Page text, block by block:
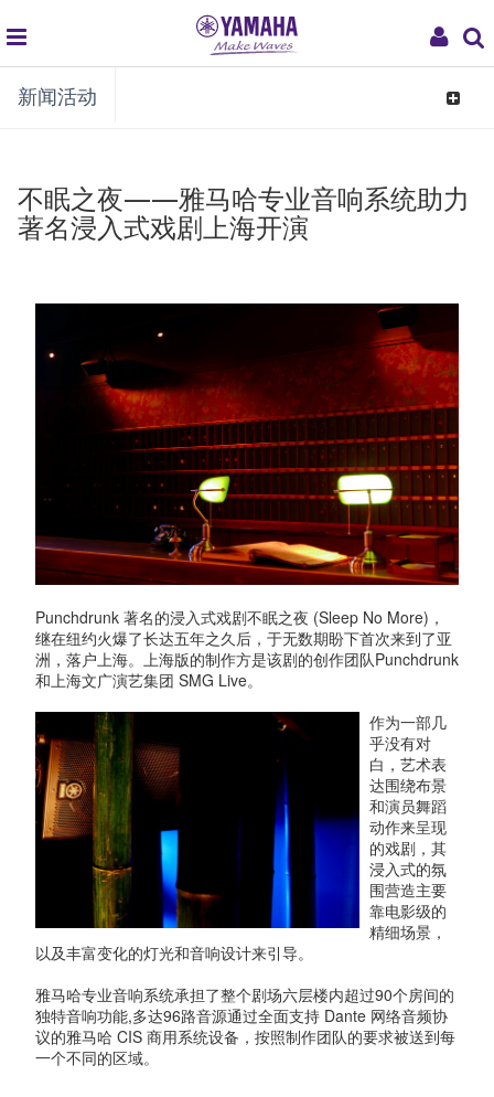
My
global
navigation
新闻活动
Toggle
不眠之夜——雅马哈专业音响系统助力
著名浸入式戏剧上海开演
Punchdrunk 著名的浸入式戏剧不眠之夜 (Sleep No More)，
继在纽约火爆了长达五年之久后，于无数期盼下首次来到了亚
洲，落户上海。上海版的制作方是该剧的创作团队Punchdrunk
和上海文广演艺集团 SMG Live。
作为一部几
乎没有对
白，艺术表
达围绕布景
和演员舞蹈
动作来呈现
的戏剧，其
浸入式的氛
围营造主要
靠电影级的
精细场景，
以及丰富变化的灯光和音响设计来引导。
雅马哈专业音响系统承担了整个剧场六层楼内超过90个房间的
独特音响功能,多达96路音源通过全面支持 Dante 网络音频协
议的雅马哈 CIS 商用系统设备，按照制作团队的要求被送到每
一个不同的区域。